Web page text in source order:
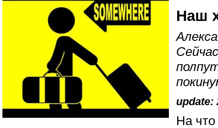
Наш
update:
На что